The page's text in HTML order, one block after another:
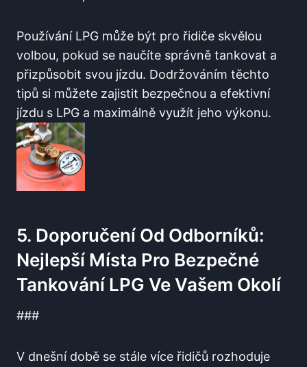
Používání LPG může být pro⁤ řidiče skvělou
volbou, pokud se naučíte správně tankovat a
přizpůsobit svou jízdu. Dodržováním těchto
tipů si můžete zajistit bezpečnou a⁢ efektivní
jízdu s LPG a maximálně využít jeho výkonu.
5. Doporučení Od Odborníků:
⁤Nejlepší Místa Pro Bezpečné
Tankování LPG Ve Vašem Okolí
###
V dnešní době se stále více⁣ řidičů rozhoduje